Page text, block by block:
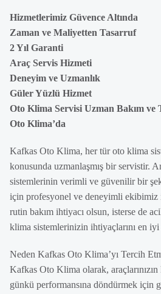
Hizmetlerimiz Güvence Altında
Zaman ve Maliyetten Tasarruf
2 Yıl Garanti
Araç Servis Hizmeti
Deneyim ve Uzmanlık
Güler Yüzlü Hizmet
Oto Klima Servisi Uzman Bakım
Oto Klima’da
Kafkas Oto Klima, her tür oto klima
konusunda uzmanlaşmış bir servistir.
sistemlerinin verimli ve güvenilir bir
için profesyonel ve deneyimli
rutin bakım ihtiyacı olsun, isterse de
klima sistemlerinizin ihtiyaçlarını en iyi
Neden Kafkas Oto Klima’yı Tercih
Kafkas Oto Klima olarak,
günkü performansına döndürmek için